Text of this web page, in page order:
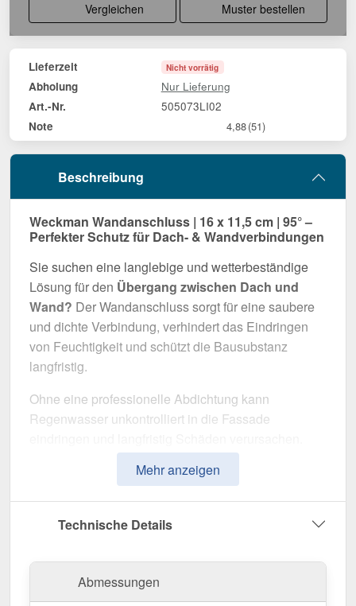
Vergleichen Muster bestellen
Lieferzeit Nicht vorrätig
Abholung Nur Lieferung
Art.-Nr. 505073LI02
Note 4,88(51)
Beschreibung
Weckman Wandanschluss | 16 x 11,5 cm | 95° –
Perfekter Schutz für Dach- & Wandverbindungen
Sie suchen eine langlebige und wetterbeständige
Lösung für den Übergang zwischen Dach und
Wand? Der Wandanschluss sorgt für eine saubere
und dichte Verbindung, verhindert das Eindringen
von Feuchtigkeit und schützt die Bausubstanz
langfristig.
Ohne eine professionelle Abdichtung kann
Regenwasser unkontrolliert in die Fassade
Dieser Wandanschluss wurde speziell entwickelt,
Übergänge professionell abzudichten
optisch aufzuwerten. Er überzeugt durch einfache
Montage, hohe Widerstandsfähigkeit und eine
Hergestellt aus
0,50 mm, bietet dieses Kantteil hohe Stabilität. Die
Mehr anzeigen
Technische Details
Abmessungen